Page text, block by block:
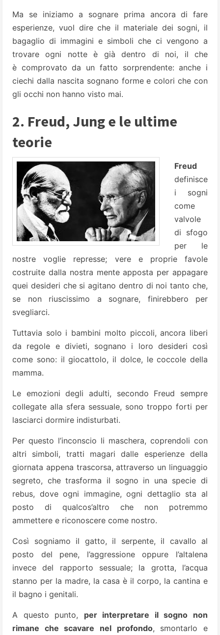
Ma se iniziamo a sognare prima ancora di fare
esperienze, vuol dire che il materiale dei sogni, il
bagaglio di immagini e simboli che ci vengono a
trovare ogni notte è già dentro di noi, il che
è comprovato da un fatto sorprendente: anche i
ciechi dalla nascita sognano forme e colori che con
gli occhi non hanno visto mai.
2. Freud, Jung e le ultime
teorie
Freud
definisce
i sogni
come
valvole
di sfogo
per le
nostre voglie represse; vere e proprie favole
costruite dalla nostra mente apposta per appagare
quei desideri che si agitano dentro di noi tanto che,
se non riuscissimo a sognare, finirebbero per
svegliarci.
Tuttavia solo i bambini molto piccoli, ancora liberi
da regole e divieti, sognano i loro desideri così
come sono: il giocattolo, il dolce, le coccole della
mamma.
Le emozioni degli adulti, secondo Freud sempre
collegate alla sfera sessuale, sono troppo forti per
lasciarci dormire indisturbati.
Per questo l’inconscio li maschera, coprendoli con
altri simboli, tratti magari dalle esperienze della
giornata appena trascorsa, attraverso un linguaggio
segreto, che trasforma il sogno in una specie di
rebus, dove ogni immagine, ogni dettaglio sta al
posto di qualcos’altro che non potremmo
ammettere e riconoscere come nostro.
Così sogniamo il gatto, il serpente, il cavallo al
posto del pene, l’aggressione oppure l’altalena
invece del rapporto sessuale; la grotta, l’acqua
stanno per la madre, la casa è il corpo, la cantina e
il bagno i genitali.
A questo punto, per interpretare il sogno non
rimane che scavare nel profondo, smontarlo e